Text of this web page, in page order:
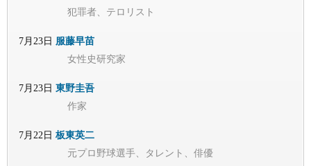
犯罪者、テロリスト
7月23日 服藤早苗
女性史研究家
7月23日 東野圭吾
作家
7月22日 板東英二
元プロ野球選手、タレント、俳優